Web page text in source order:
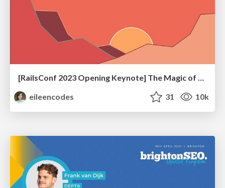
[RailsConf 2023 Opening Keynote] The Magic of Rails
eileencodes
31 10k